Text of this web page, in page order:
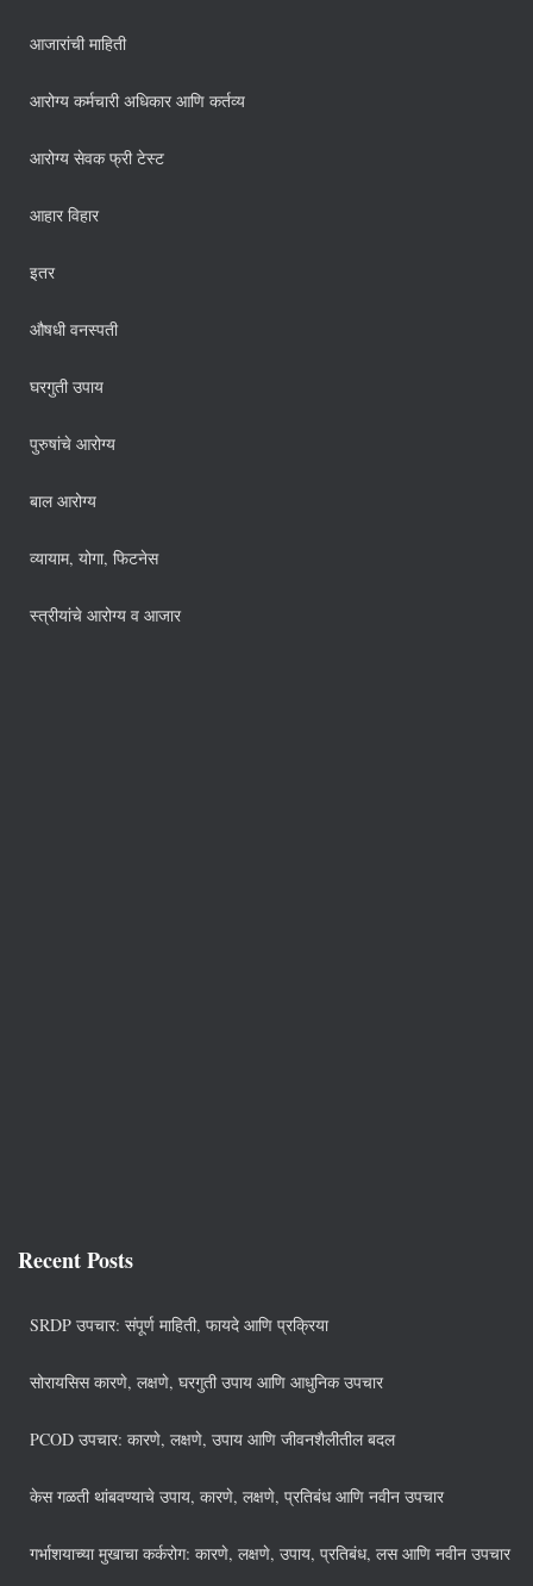
आजारांची माहिती
आरोग्य कर्मचारी अधिकार आणि कर्तव्य
आरोग्य सेवक फ्री टेस्ट
आहार विहार
इतर
औषधी वनस्पती
घरगुती उपाय
पुरुषांचे आरोग्य
बाल आरोग्य
व्यायाम, योगा, फिटनेस
स्त्रीयांचे आरोग्य व आजार
Recent Posts
SRDP उपचार: संपूर्ण माहिती, फायदे आणि प्रक्रिया
सोरायसिस कारणे, लक्षणे, घरगुती उपाय आणि आधुनिक उपचार
PCOD उपचार: कारणे, लक्षणे, उपाय आणि जीवनशैलीतील बदल
केस गळती थांबवण्याचे उपाय, कारणे, लक्षणे, प्रतिबंध आणि नवीन उपचार
गर्भाशयाच्या मुखाचा कर्करोग: कारणे, लक्षणे, उपाय, प्रतिबंध, लस आणि नवीन उपचार